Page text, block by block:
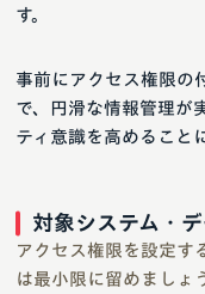
す。
事前にアクセス権限の
で、円滑な情報管理が
ティ意識を高めること
対象システム・
アクセス権限を設定す
は最小限に留めましょ